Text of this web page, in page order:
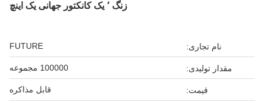
زنگ ٬ یک کانکتور جهانی یک اینچ
نام تجاری: FUTURE
مقدار تولیدی: 100000 مجموعه
قیمت: قابل مذاکره